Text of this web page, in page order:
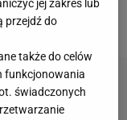
jej zakres lub
przejdź do
także do celów
funkcjonowania
świadczonych